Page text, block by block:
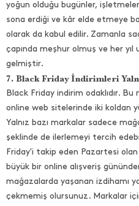
yoğun olduğu bugünler,
sona erdiği ve kâr elde etmeye
olarak da kabul edilir. Zamanla
çapında meşhur olmuş ve her
gelmiştir.
7. Black Friday İndirimleri
Black Friday indirim odaklıdır.
online web sitelerinde iki koldan
Yalnız bazı markalar sadece
şeklinde de ilerlemeyi tercih
Friday'i takip eden Pazartesi
büyük bir online alışveriş
mağazalarda yaşanan izdihamı
çekmemiş olursunuz. Markalar